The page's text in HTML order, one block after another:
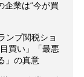
企業は“今が買
ンプ関税ショ
買い」「最悪
」の真意